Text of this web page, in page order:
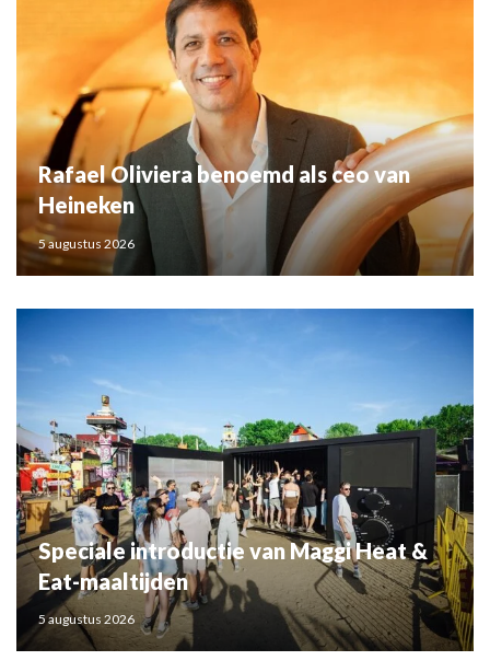
Rafael Oliviera benoemd als ceo van
Heineken
5 augustus 2026
Speciale introductie van Maggi Heat &
Eat-maaltijden
5 augustus 2026